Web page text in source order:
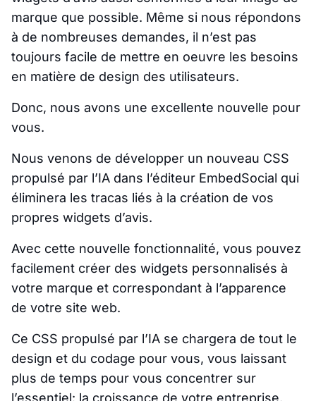
marque que possible. Même si nous répondons
à de nombreuses demandes, il n’est pas
toujours facile de mettre en oeuvre les besoins
en matière de design des utilisateurs.
Donc, nous avons une excellente nouvelle pour
vous.
Nous venons de développer un nouveau CSS
propulsé par l’IA dans l’éditeur EmbedSocial qui
éliminera les tracas liés à la création de vos
propres widgets d’avis.
Avec cette nouvelle fonctionnalité, vous pouvez
facilement créer des widgets personnalisés à
votre marque et correspondant à l’apparence
de votre site web.
Ce CSS propulsé par l’IA se chargera de tout le
design et du codage pour vous, vous laissant
plus de temps pour vous concentrer sur
l’essentiel: la croissance de votre entreprise.